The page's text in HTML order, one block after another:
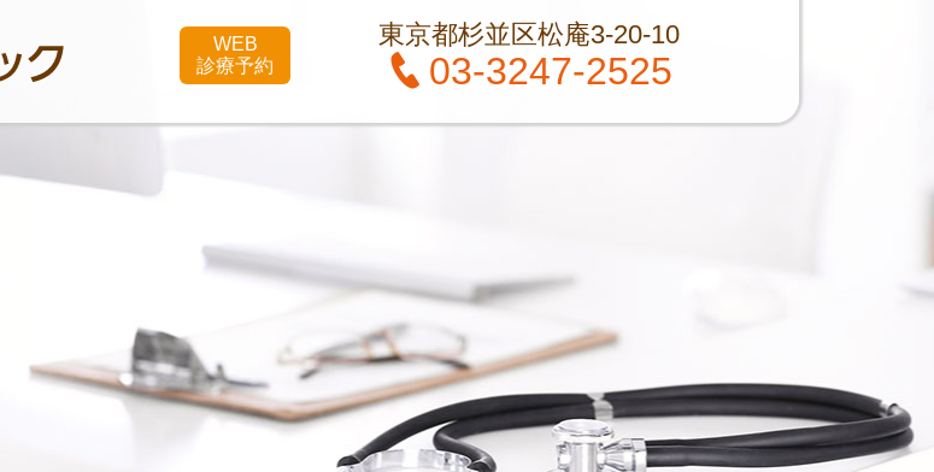
西荻きむらクリニック
WEB
診療予約
東京都杉並区松庵3-20-10
03-3247-2525